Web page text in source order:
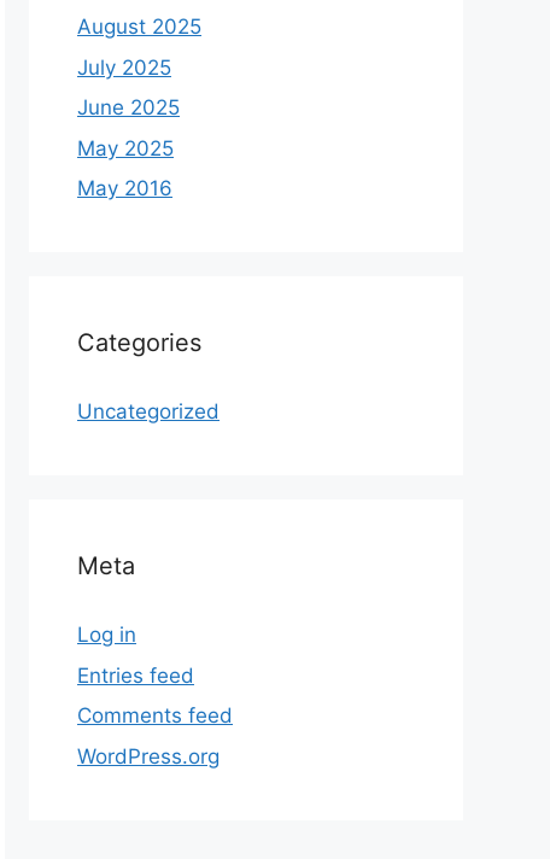
August 2025
July 2025
June 2025
May 2025
May 2016
Categories
Uncategorized
Meta
Log in
Entries feed
Comments feed
WordPress.org